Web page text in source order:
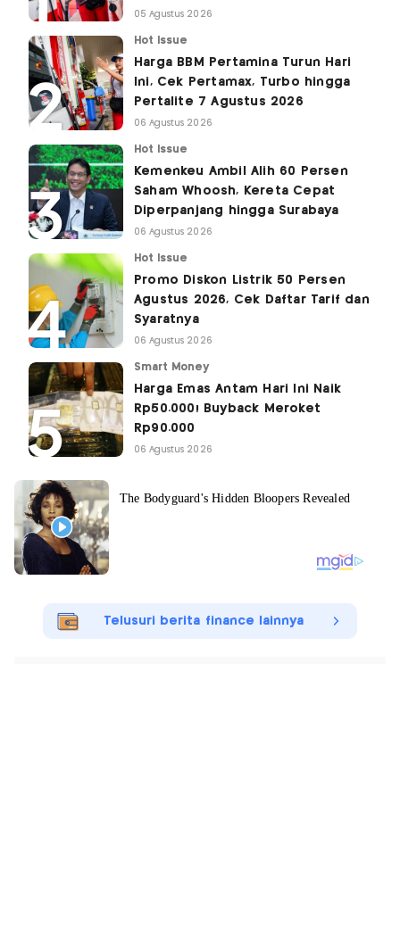
05 Agustus 2026
Hot Issue
Harga BBM Pertamina Turun Hari
Ini, Cek Pertamax, Turbo hingga
Pertalite 7 Agustus 2026
06 Agustus 2026
Hot Issue
Kemenkeu Ambil Alih 60 Persen
Saham Whoosh, Kereta Cepat
Diperpanjang hingga Surabaya
06 Agustus 2026
Hot Issue
Promo Diskon Listrik 50 Persen
Agustus 2026, Cek Daftar Tarif dan
Syaratnya
06 Agustus 2026
Smart Money
Harga Emas Antam Hari Ini Naik
Rp50.000! Buyback Meroket
Rp90.000
06 Agustus 2026
Telusuri berita finance lainnya